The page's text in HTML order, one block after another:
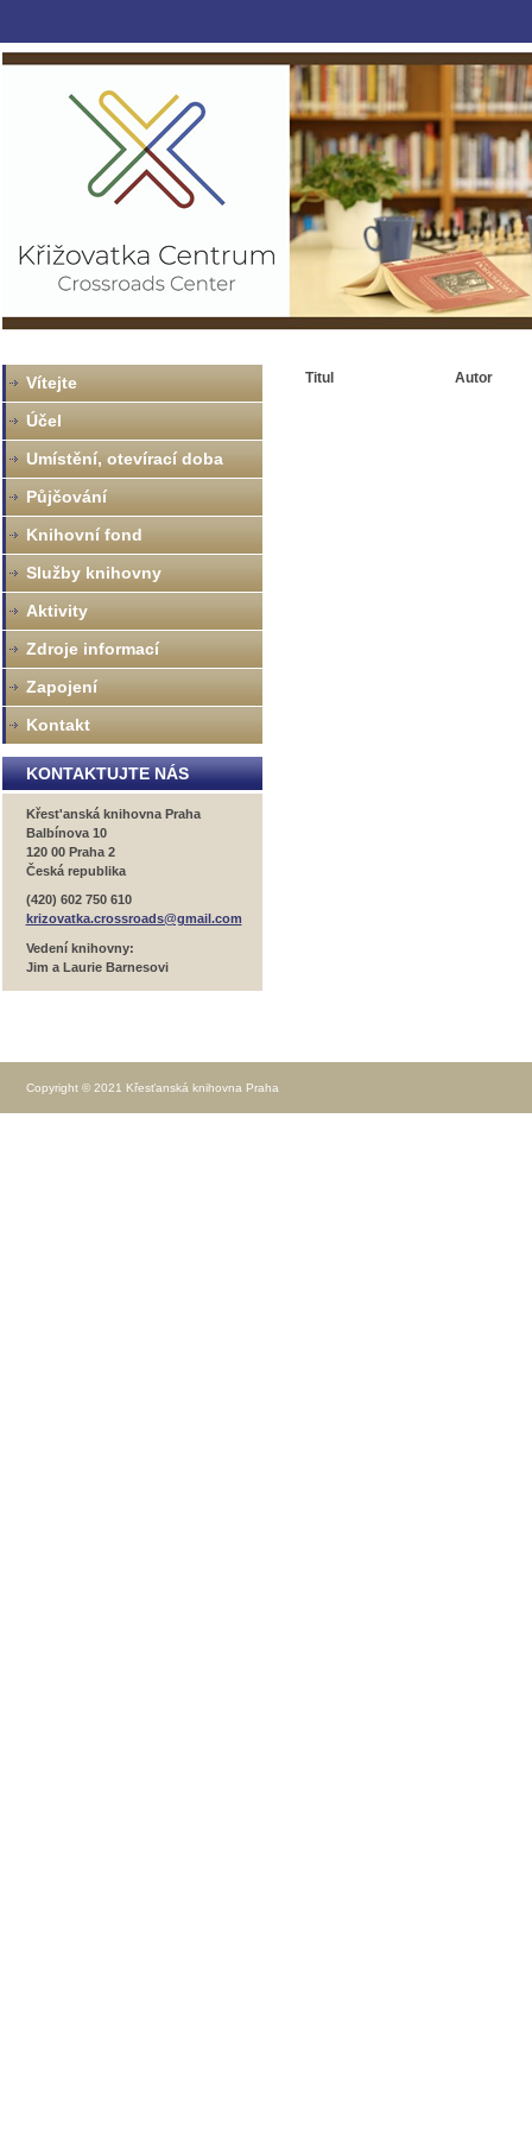
Titul Autor
Vítejte
Účel
Umístění, otevírací doba
Půjčování
Knihovní fond
Služby knihovny
Aktivity
Zdroje informací
Zapojení
Kontakt
KONTAKTUJTE NÁS
Křest'anská knihovna Praha
Balbínova 10
120 00 Praha 2
Česká republika
(420) 602 750 610
krizovatka.crossroads@gmail.com
Vedení knihovny:
Jim a Laurie Barnesovi
Copyright © 2021 Křesťanská knihovna Praha